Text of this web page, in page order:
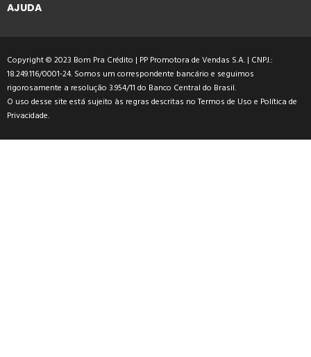
AJUDA
Copyright © 2023 Bom Pra Crédito | PP Promotora de Vendas S.A. | CNPJ.:
18.249.116/0001-24. Somos um correspondente bancário e seguimos
rigorosamente a resolução 3.954/11 do Banco Central do Brasil.
O uso desse site está sujeito às regras descritas noTermos de Uso e Política de
Privacidade.